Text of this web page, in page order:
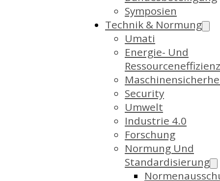
Symposien
Technik & Normung
Umati
Energie- Und
Ressourceneffizienz
Security
Umwelt
Industrie 4.0
Forschung
Normung Und
Standardisierung